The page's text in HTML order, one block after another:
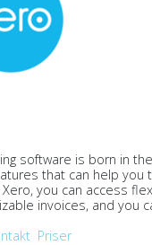
software is born in
that can help you
you can access
invoices, and you
Priser